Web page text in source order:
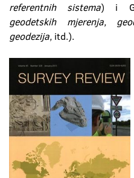
referentnih sistema) i
geodetskih mjerenja,
geodezija, itd.).